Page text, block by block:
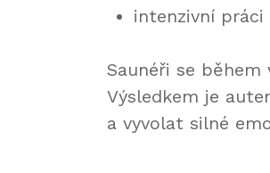
intenzivní
Saunéři se během
Výsledkem je
a vyvolat silné